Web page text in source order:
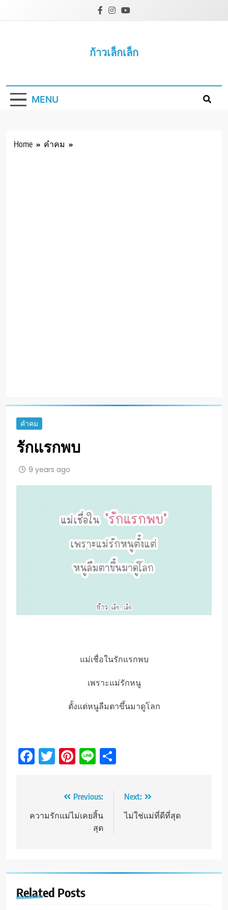
ก้าวเล็กเล็ก
MENU
Home คำคม
คำคม
รักแรกพบ
9 years ago
แม่เชื่อในรักแรกพบ
เพราะแม่รักหนู
ตั้งแต่หนูลืมตาขึ้นมาดูโลก
Facebook
TwitterPinterest
Line
navigation
Previous:
ความรักแม่ไม่เคยสิ้น
สุด
Next:
ไม่ใช่แม่ที่ดีที่สุด
Related Posts